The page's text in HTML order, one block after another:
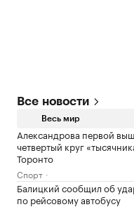
Все новости
Весь мир
Александрова первой
четвертый круг
Торонто
Спорт
Балицкий сообщил об
по рейсовому автобусу